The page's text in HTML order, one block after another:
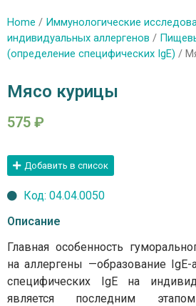
Home / Иммунологические
индивидуальных аллергенов /
(определение специфических IgE) /
Мясо курицы
575 ₽
Добавить в список
Код: 04.04.0050
Описание
Главная особенность
на аллергены —образование IgE-
специфических IgE на
является последним